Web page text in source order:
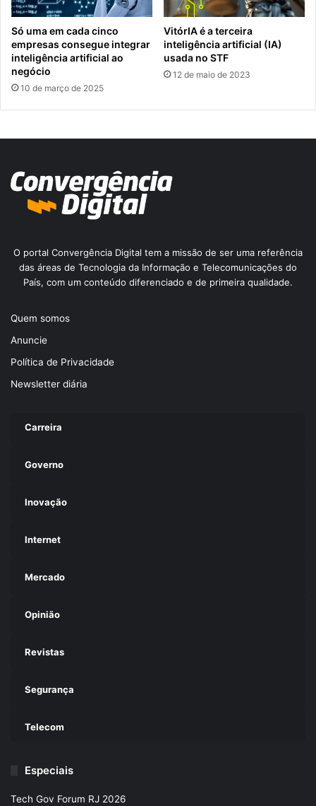
Só uma em cada cinco
empresas consegue integrar
inteligência artificial ao
negócio
10 de março de 2025
VitórIA é a terceira
inteligência artificial (IA)
usada no STF
12 de maio de 2023
O portal Convergência Digital tem a missão de ser uma referência
das áreas de Tecnologia da Informação e Telecomunicações do
País, com um conteúdo diferenciado e de primeira qualidade.
Quem somos
Anuncie
Política de Privacidade
Newsletter diária
Carreira
Governo
Inovação
Internet
Mercado
Opinião
Revistas
Segurança
Telecom
Especiais
Tech Gov Forum RJ 2026